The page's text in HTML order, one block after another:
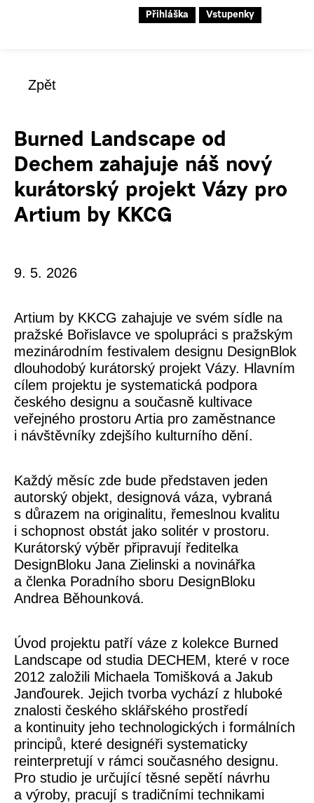
Přihláška Vstupenky
Zpět
Burned Landscape od
Dechem zahajuje náš nový
kurátorský projekt Vázy pro
Artium by KKCG
9. 5. 2026
Artium by KKCG zahajuje ve svém sídle na
pražské Bořislavce ve spolupráci s pražským
mezinárodním festivalem designu DesignBlok
dlouhodobý kurátorský projekt Vázy. Hlavním
cílem projektu je systematická podpora
českého designu a současně kultivace
veřejného prostoru Artia pro zaměstnance
i návštěvníky zdejšího kulturního dění.
Každý měsíc zde bude představen jeden
autorský objekt, designová váza, vybraná
s důrazem na originalitu, řemeslnou kvalitu
i schopnost obstát jako solitér v prostoru.
Kurátorský výběr připravují ředitelka
DesignBloku Jana Zielinski a novinářka
a členka Poradního sboru DesignBloku
Andrea Běhounková.
Úvod projektu patří váze z kolekce Burned
Landscape od studia DECHEM, které v roce
2012 založili Michaela Tomišková a Jakub
Janďourek. Jejich tvorba vychází z hluboké
znalosti českého sklářského prostředí
a kontinuity jeho technologických i formálních
principů, které designéři systematicky
reinterpretují v rámci současného designu.
Pro studio je určující těsné sepětí návrhu
a výroby, pracují s tradičními technikami